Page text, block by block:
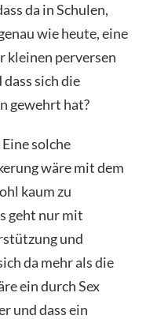
da in Schulen,
wie heute, eine
kleinen perversen
sich die
gewehrt hat?
solche
wäre mit dem
kaum zu
geht nur mit
und
da mehr als die
ein durch Sex
und dass ein